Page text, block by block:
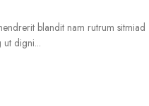
blandit nam rutrum sitmiad
ut digni...